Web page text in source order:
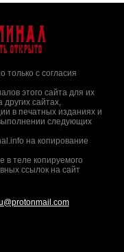
открыто
с согласия
этого сайта для их
сайтах,
в печатных изданиях и
следующих
на копирование
в теле копируемого
ссылок на сайт